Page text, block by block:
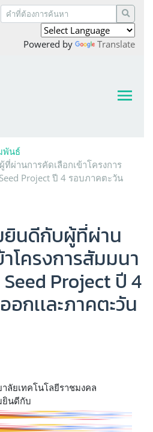
Powered by Translate
พันธ์
ผ่านการคัดเลือกเข้าโครงการ
Project ปี 4 รอบภาคตะวัน
ยินดีกับผู้ที่ผ่าน
โครงการสัมมนา
Project ปี 4
กเเละภาคตะวัน
ลัยเทคโนโลยีราชมงคล
ยินดีกับ